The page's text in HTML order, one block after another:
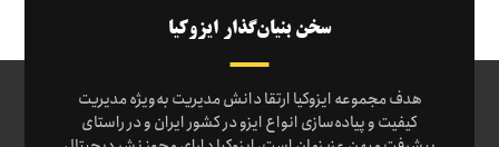
سخن بنیان‌گذار ایزوکیا
هدف مجموعه ایزوکیا ارتقا دانش مدیریت به‌ویژه مدیریت
کیفیت و پیاده‌سازی انواع ایزو در کشور ایران و در راستای